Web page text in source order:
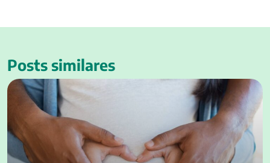
Posts similares
Segundo trimestre de gestação: saiba quais os sintomas e
cuidados